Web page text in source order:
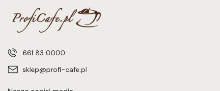
661 83 0000
sklep@profi-cafe.pl